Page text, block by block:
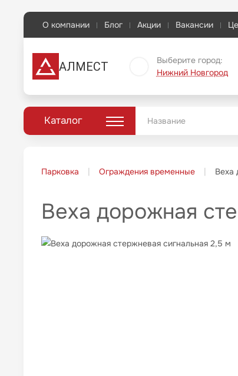
О компании Блог Акции Вакансии
АЛМЕСТ
Выберите город:
Нижний Новгород
Каталог
Парковка Ограждения временные Веха
Веха дорожная